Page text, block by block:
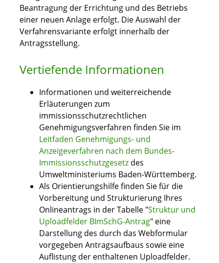
Beantragung der Errichtung und des Betriebs
einer neuen Anlage erfolgt. Die Auswahl der
Verfahrensvariante erfolgt innerhalb der
Antragsstellung.
Vertiefende Informationen
Informationen und weiterreichende
Erläuterungen zum
immissionsschutzrechtlichen
Genehmigungsverfahren finden Sie im
Leitfaden Genehmigungs- und
Anzeigeverfahren nach dem Bundes-
Immissionsschutzgesetz des
Umweltministeriums Baden-Württemberg.
Als Orientierungshilfe finden Sie für die
Vorbereitung und Strukturierung Ihres
Onlineantrags in der Tabelle "Struktur und
Uploadfelder BImSchG-Antrag" eine
Darstellung des durch das Webformular
vorgegeben Antragsaufbaus sowie eine
Auflistung der enthaltenen Uploadfelder.